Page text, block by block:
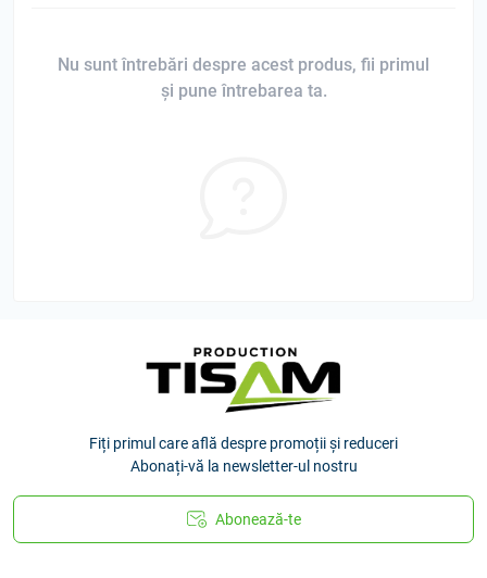
Nu sunt întrebări despre acest produs, fii primul
și pune întrebarea ta.
Fiți primul care află despre promoții și reduceri
Abonați-vă la newsletter-ul nostru
Abonează-te